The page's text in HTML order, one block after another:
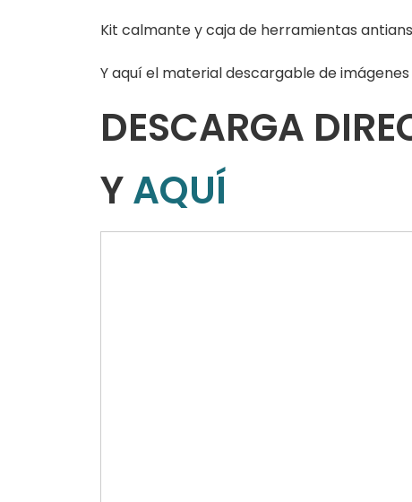
Kit calmante y caja de herramientas
Y aquí el material descargable de
DESCARGA
YAQUÍ